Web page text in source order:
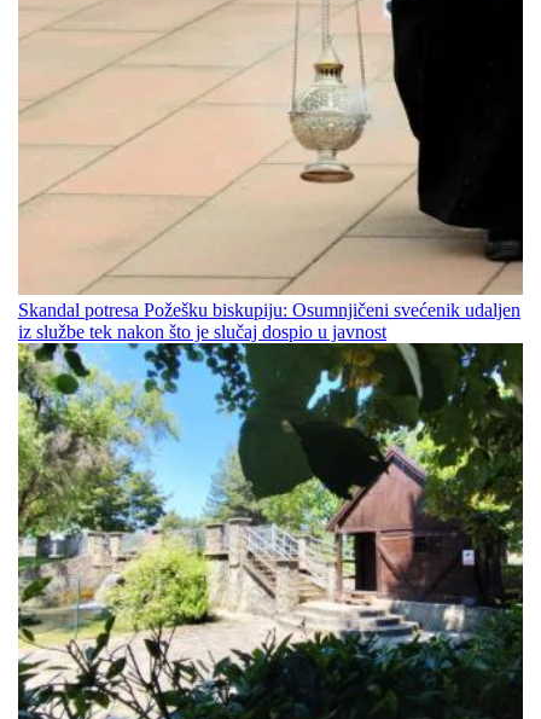
Skandal potresa Požešku biskupiju: Osumnjičeni svećenik udaljen
iz službe tek nakon što je slučaj dospio u javnost